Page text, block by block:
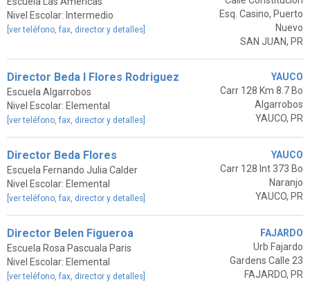
Nivel Escolar: Intermedio
[ver teléfono, fax, director y detalles]
Esq. Casino, Puerto
Nuevo
SAN JUAN, PR
Director Beda I Flores Rodriguez
Escuela Algarrobos
Nivel Escolar: Elemental
[ver teléfono, fax, director y detalles]
YAUCO
Carr 128 Km 8.7 Bo
Algarrobos
YAUCO, PR
Director Beda Flores
Escuela Fernando Julia Calder
Nivel Escolar: Elemental
[ver teléfono, fax, director y detalles]
YAUCO
Carr 128 Int 373 Bo
Naranjo
YAUCO, PR
Director Belen Figueroa
Escuela Rosa Pascuala Paris
Nivel Escolar: Elemental
[ver teléfono, fax, director y detalles]
FAJARDO
Urb Fajardo
Gardens Calle 23
FAJARDO, PR